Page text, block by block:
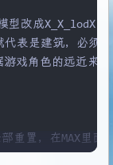
择顶部自由形式
度变成4096* 4096
焙然后要预览的
型改成X_X_lodX
代表是建筑，必须
游戏角色的远近来
重置，在MAX里